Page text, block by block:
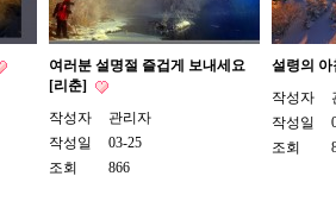
여러분 설명절 즐겁게 보내세요
[리춘]
작성자
관리자
작성일
03-25
조회
866
설령의
작성자
작성일
조회